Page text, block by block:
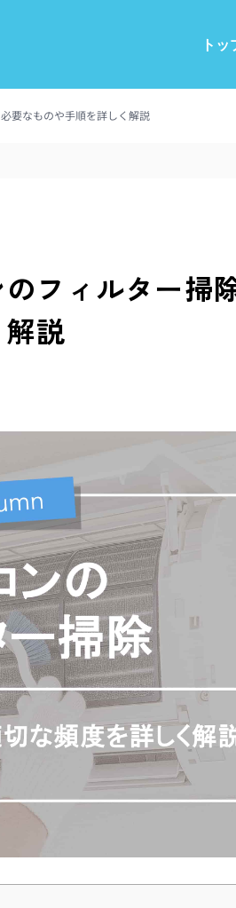
トッ
要なものや手順を詳しく解説
のフィルター掃
説